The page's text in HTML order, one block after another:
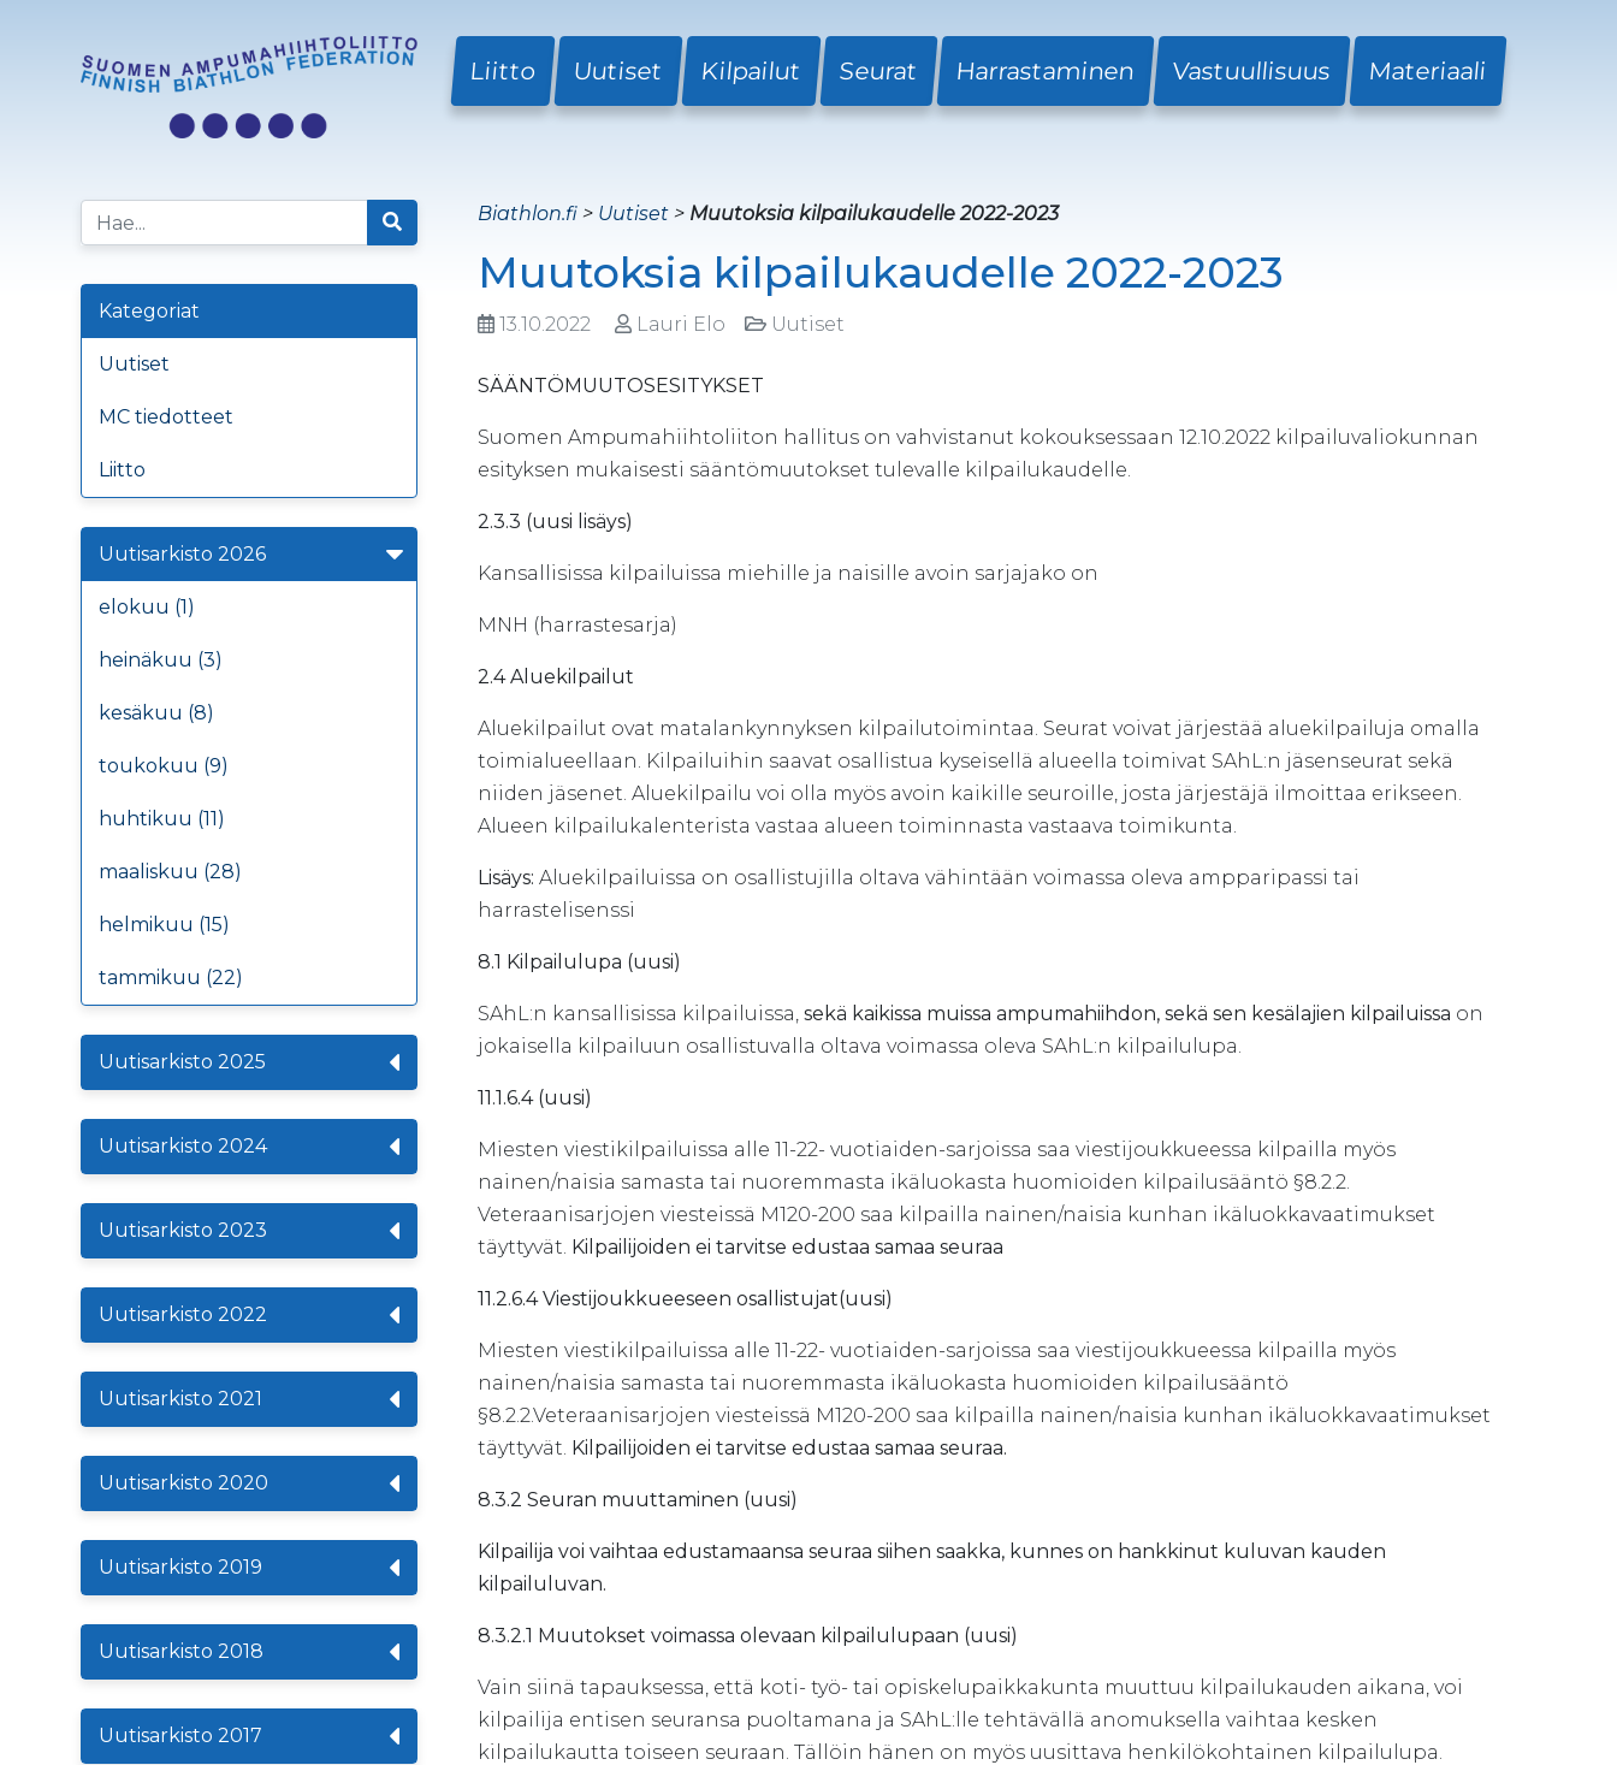
Liitto Uutiset Kilpailut Seurat Harrastaminen Vastuullisuus Materiaali
Kategoriat
Uutiset
MC tiedotteet
Liitto
Uutisarkisto 2026
elokuu (1)
heinäkuu (3)
kesäkuu (8)
toukokuu (9)
huhtikuu (11)
maaliskuu (28)
helmikuu (15)
tammikuu (22)
Uutisarkisto 2025
Uutisarkisto 2024
Uutisarkisto 2023
Uutisarkisto 2022
Uutisarkisto 2021
Uutisarkisto 2020
Uutisarkisto 2019
Uutisarkisto 2018
Uutisarkisto 2017
Biathlon.fi > Uutiset > Muutoksia kilpailukaudelle 2022-2023
Muutoksia kilpailukaudelle 2022-2023
13.10.2022 Lauri Elo Uutiset
SÄÄNTÖMUUTOSESITYKSET
Suomen Ampumahiihtoliiton hallitus on vahvistanut kokouksessaan 12.10.2022 kilpailuvaliokunnan
esityksen mukaisesti sääntömuutokset tulevalle kilpailukaudelle.
2.3.3 (uusi lisäys)
Kansallisissa kilpailuissa miehille ja naisille avoin sarjajako on
MNH (harrastesarja)
2.4 Aluekilpailut
Aluekilpailut ovat matalankynnyksen kilpailutoimintaa. Seurat voivat järjestää aluekilpailuja omalla
toimialueellaan. Kilpailuihin saavat osallistua kyseisellä alueella toimivat SAhL:n jäsenseurat sekä
niiden jäsenet. Aluekilpailu voi olla myös avoin kaikille seuroille, josta järjestäjä ilmoittaa erikseen.
Alueen kilpailukalenterista vastaa alueen toiminnasta vastaava toimikunta.
Lisäys: Aluekilpailuissa on osallistujilla oltava vähintään voimassa oleva ampparipassi tai
harrastelisenssi
8.1 Kilpailulupa (uusi)
SAhL:n kansallisissa kilpailuissa, sekä kaikissa muissa ampumahiihdon, sekä sen kesälajien kilpailuissa on
jokaisella kilpailuun osallistuvalla oltava voimassa oleva SAhL:n kilpailulupa.
11.1.6.4 (uusi)
Miesten viestikilpailuissa alle 11-22- vuotiaiden-sarjoissa saa viestijoukkueessa kilpailla myös
nainen/naisia samasta tai nuoremmasta ikäluokasta huomioiden kilpailusääntö §8.2.2.
Veteraanisarjojen viesteissä M120-200 saa kilpailla nainen/naisia kunhan ikäluokkavaatimukset
täyttyvät. Kilpailijoiden ei tarvitse edustaa samaa seuraa
11.2.6.4 Viestijoukkueeseen osallistujat(uusi)
Miesten viestikilpailuissa alle 11-22- vuotiaiden-sarjoissa saa viestijoukkueessa kilpailla myös
nainen/naisia samasta tai nuoremmasta ikäluokasta huomioiden kilpailusääntö
§8.2.2.Veteraanisarjojen viesteissä M120-200 saa kilpailla nainen/naisia kunhan ikäluokkavaatimukset
täyttyvät. Kilpailijoiden ei tarvitse edustaa samaa seuraa.
8.3.2 Seuran muuttaminen (uusi)
Kilpailija voi vaihtaa edustamaansa seuraa siihen saakka, kunnes on hankkinut kuluvan kauden
kilpailuluvan.
8.3.2.1 Muutokset voimassa olevaan kilpailulupaan (uusi)
Vain siinä tapauksessa, että koti- työ- tai opiskelupaikkakunta muuttuu kilpailukauden aikana, voi
kilpailija entisen seuransa puoltamana ja SAhL:lle tehtävällä anomuksella vaihtaa kesken
kilpailukautta toiseen seuraan. Tällöin hänen on myös uusittava henkilökohtainen kilpailulupa.